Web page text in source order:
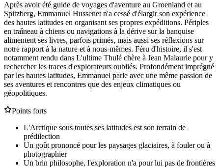
Après avoir été guide de voyages d'aventure au Groenland et au
Spitzberg, Emmanuel Hussenet n'a cessé d'élargir son expérience
des hautes latitudes en organisant ses propres expéditions. Périples
en traîneau à chiens ou navigations à la dérive sur la banquise
alimentent ses livres, parfois primés, mais aussi ses réflexions sur
notre rapport à la nature et à nous-mêmes. Féru d'histoire, il s'est
notamment rendu dans L'ultime Thulé chère à Jean Malaurie pour y
rechercher les traces d'explorateurs oubliés. Profondément imprégné
par les hautes latitudes, Emmanuel parle avec une même passion de
ses aventures et rencontres que des enjeux climatiques ou
géopolitiques.
Points forts
L'Arctique sous toutes ses latitudes est son terrain de
prédilection
Un goût prononcé pour les paysages glaciaires, à fouler ou à
photographier
Un brin philosophe, l'exploration n'a pour lui pas de frontières